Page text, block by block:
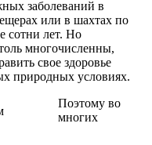
заболеваний в
или в шахтах по
сотни лет. Но
многочисленны,
свое здоровье
природных условиях.
Поэтому во
многих